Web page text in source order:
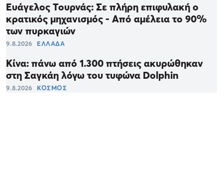
Ευάγελος Τουρνάς: Σε πλήρη επιφυλακή ο
κρατικός μηχανισμός - Από αμέλεια το 90%
των πυρκαγιών
9.8.2026 ΕΛΛΑΔΑ
Κίνα: πάνω από 1.300 πτήσεις ακυρώθηκαν
στη Σαγκάη λόγω του τυφώνα Dolphin
9.8.2026 ΚΟΣΜΟΣ